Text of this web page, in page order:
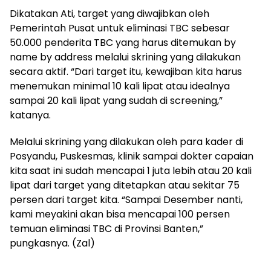
Dikatakan Ati, target yang diwajibkan oleh
Pemerintah Pusat untuk eliminasi TBC sebesar
50.000 penderita TBC yang harus ditemukan by
name by address melalui skrining yang dilakukan
secara aktif. “Dari target itu, kewajiban kita harus
menemukan minimal 10 kali lipat atau idealnya
sampai 20 kali lipat yang sudah di screening,”
katanya.
Melalui skrining yang dilakukan oleh para kader di
Posyandu, Puskesmas, klinik sampai dokter capaian
kita saat ini sudah mencapai 1 juta lebih atau 20 kali
lipat dari target yang ditetapkan atau sekitar 75
persen dari target kita. “Sampai Desember nanti,
kami meyakini akan bisa mencapai 100 persen
temuan eliminasi TBC di Provinsi Banten,”
pungkasnya. (Zal)